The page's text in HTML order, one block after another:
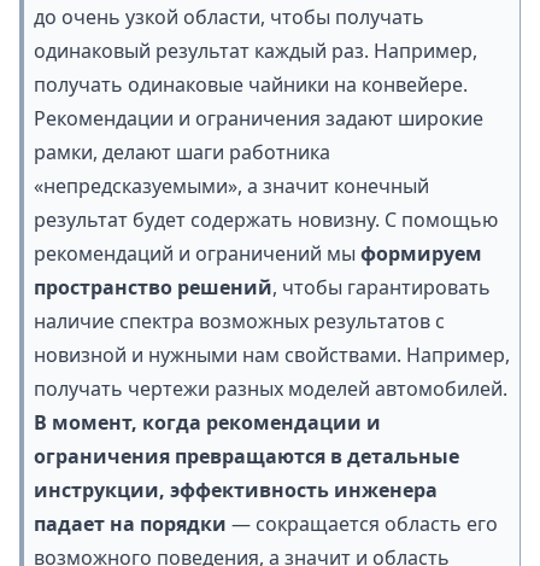
до очень узкой области, чтобы получать
одинаковый результат каждый раз. Например,
получать одинаковые чайники на конвейере.
Рекомендации и ограничения задают широкие
рамки, делают шаги работника
«непредсказуемыми», а значит конечный
результат будет содержать новизну. С помощью
рекомендаций и ограничений мы формируем
пространство решений, чтобы гарантировать
наличие спектра возможных результатов с
новизной и нужными нам свойствами. Например,
получать чертежи разных моделей автомобилей.
В момент, когда рекомендации и
ограничения превращаются в детальные
инструкции, эффективность инженера
падает на порядки — сокращается область его
возможного поведения, а значит и область